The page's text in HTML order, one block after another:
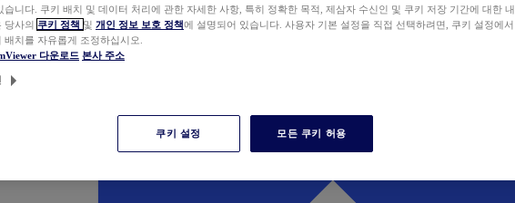
습니다. 쿠키 배치 및 데이터 처리에 관한 자세한 사항, 특히 정확한 목적, 제삼자 수신인 및 쿠키 저장 기간에 대한 내
당사의 쿠키 정책 및 개인 정보 보호 정책에 설명되어 있습니다. 사용자 기본 설정을 직접 선택하려면, 쿠키 설정에서
배치를 자유롭게 조정하십시오.
다운로드 본사 주소
쿠키 설정 모든 쿠키 허용